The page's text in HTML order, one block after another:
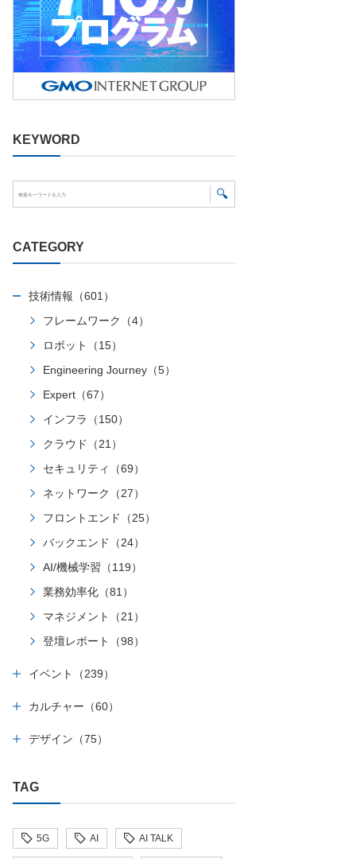
KEYWORD
CATEGORY
技術情報（601）
フレームワーク（4）
ロボット（15）
Engineering Journey（5）
Expert（67）
インフラ（150）
クラウド（21）
セキュリティ（69）
ネットワーク（27）
フロントエンド（25）
バックエンド（24）
AI/機械学習（119）
業務効率化（81）
マネジメント（21）
登壇レポート（98）
イベント（239）
カルチャー（60）
デザイン（75）
TAG
5G AI AI TALK